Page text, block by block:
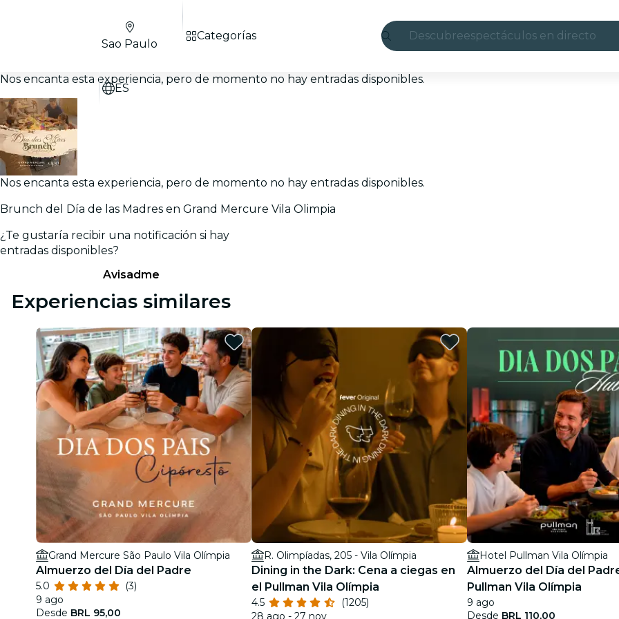
Descubreespectáculos en directo
restaurantes
Sao Paulo
ES
Categorías
Nos encanta esta experiencia, pero de momento no hay entradas disponibles.
Nos encanta esta experiencia, pero de momento no hay entradas disponibles.
Brunch del Día de las Madres en Grand Mercure Vila Olimpia
¿Te gustaría recibir una notificación si hay
entradas disponibles?
Avisadme
Experiencias similares
Grand Mercure São Paulo Vila Olímpia
Almuerzo del Día del Padre
5.0
(3)
9 ago
Desde BRL 95,00
R. Olimpíadas, 205 - Vila Olímpia
Dining in the Dark: Cena a ciegas en
el Pullman Vila Olímpia
4.5
(1205)
28 ago - 27 nov
Hotel Pullman Vila Olímpia
Almuerzo del Día del
Pullman Vila Olímpia
9 ago
Desde BRL 110,00